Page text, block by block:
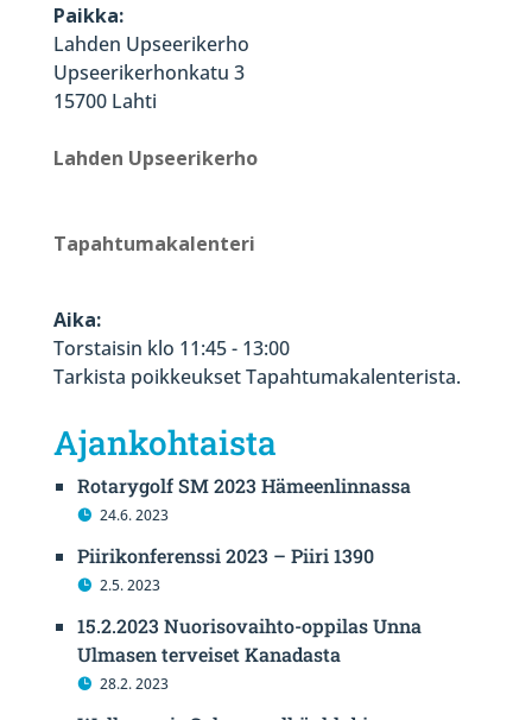
Paikka:
Lahden Upseerikerho
Upseerikerhonkatu 3
15700 Lahti
Lahden Upseerikerho
Tapahtumakalenteri
Aika:
Torstaisin klo 11:45 - 13:00
Tarkista poikkeukset Tapahtumakalenterista.
Ajankohtaista
Rotarygolf SM 2023 Hämeenlinnassa
24.6. 2023
Piirikonferenssi 2023 – Piiri 1390
2.5. 2023
15.2.2023 Nuorisovaihto-oppilas Unna
Ulmasen terveiset Kanadasta
28.2. 2023